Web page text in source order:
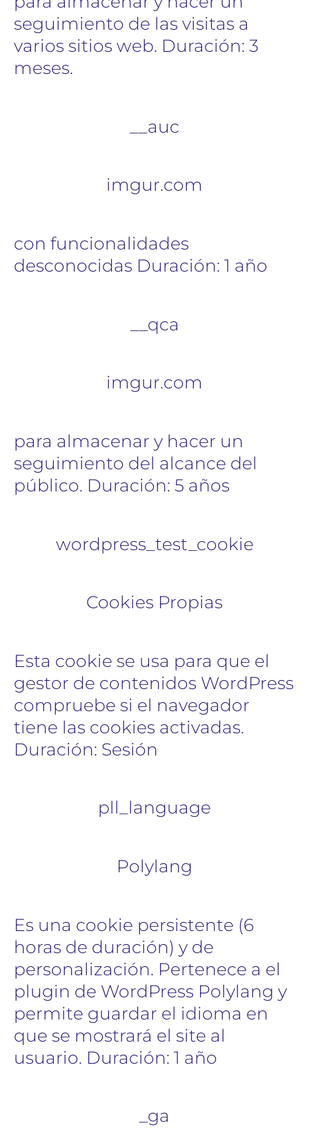
seguimiento de las visitas a
varios sitios web. Duración: 3
meses.
__auc
imgur.com
con funcionalidades
desconocidas Duración: 1 año
__qca
imgur.com
para almacenar y hacer un
seguimiento del alcance del
público. Duración: 5 años
wordpress_test_cookie
Cookies Propias
Esta cookie se usa para que el
gestor de contenidos WordPress
compruebe si el navegador
tiene las cookies activadas.
Duración: Sesión
pll_language
Polylang
Es una cookie persistente (6
horas de duración) y de
personalización. Pertenece a el
plugin de WordPress Polylang y
permite guardar el idioma en
que se mostrará el site al
usuario. Duración: 1 año
_ga